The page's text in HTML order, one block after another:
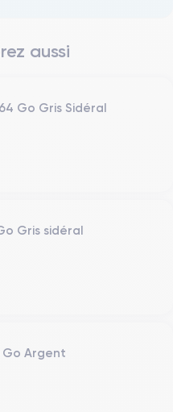
aussi
Go Gris Sidéral
Gris sidéral
Go Argent